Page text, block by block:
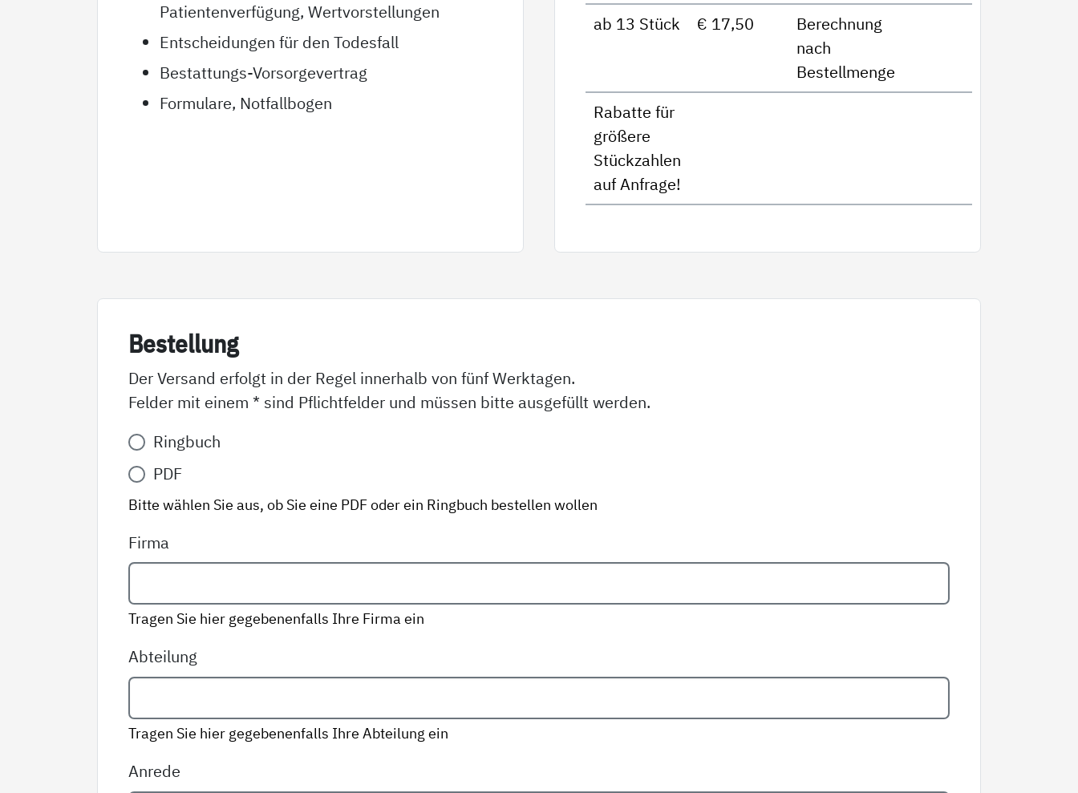
Patientenverfügung, Wertvorstellungen
Entscheidungen für den Todesfall
Bestattungs-Vorsorgevertrag
Formulare, Notfallbogen
ab 13 Stück € 17,50
Berechnung
nach
Bestellmenge
Rabatte für
größere
Stückzahlen
auf Anfrage!
Be­stel­lung
Der Versand erfolgt in der Regel innerhalb von fünf Werktagen.
Felder mit einem * sind Pflichtfelder und müssen bitte ausgefüllt werden.
Variante*
Ringbuch
PDF
Bitte wählen Sie aus, ob Sie eine PDF oder ein Ringbuch bestellen wollen
Firma
Tragen Sie hier gegebenenfalls Ihre Firma ein
Abteilung
Tragen Sie hier gegebenenfalls Ihre Abteilung ein
Anrede